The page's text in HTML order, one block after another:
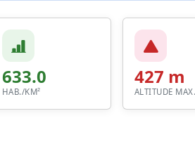
633.0
HAB./KM²
427 m
ALTITUDE MAX.